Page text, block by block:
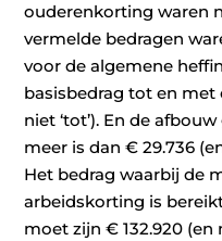
ouderenkorting waren
vermelde bedragen
voor de algemene
basisbedrag tot en met
niet ‘tot’). En de
meer is dan € 29.736
Het bedrag waarbij de
arbeidskorting is
moet zijn € 132.920 (en